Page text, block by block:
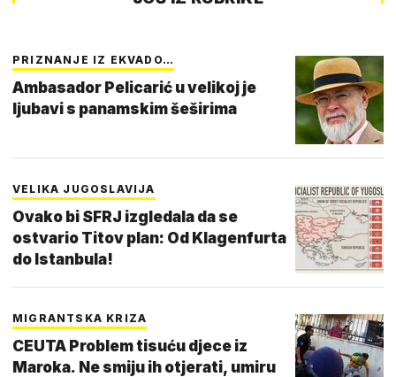
PRIZNANJE IZ EKVADO…
Ambasador Pelicarić u velikoj je
ljubavi s panamskim šeširima
VELIKA JUGOSLAVIJA
Ovako bi SFRJ izgledala da se
ostvario Titov plan: Od Klagenfurta
do Istanbula!
MIGRANTSKA KRIZA
CEUTA Problem tisuću djece iz
Maroka. Ne smiju ih otjerati, umiru